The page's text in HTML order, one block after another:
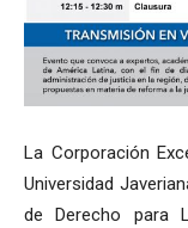
La Corporación
Universidad
de Derecho para